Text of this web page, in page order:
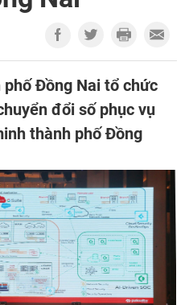
phố Đồng Nai tổ chức
đổi số phục vụ
thành phố Đồng